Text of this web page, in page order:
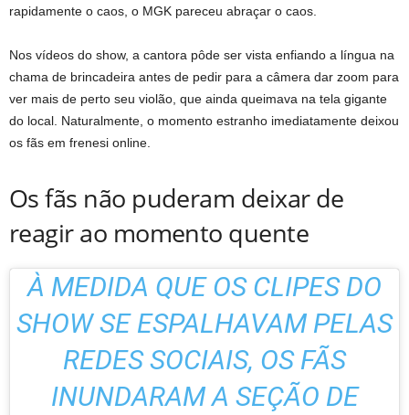
rapidamente o caos, o MGK pareceu abraçar o caos.
Nos vídeos do show, a cantora pôde ser vista enfiando a língua na
chama de brincadeira antes de pedir para a câmera dar zoom para
ver mais de perto seu violão, que ainda queimava na tela gigante
do local. Naturalmente, o momento estranho imediatamente deixou
os fãs em frenesi online.
Os fãs não puderam deixar de
reagir ao momento quente
À MEDIDA QUE OS CLIPES DO
SHOW SE ESPALHAVAM PELAS
REDES SOCIAIS, OS FÃS
INUNDARAM A SEÇÃO DE